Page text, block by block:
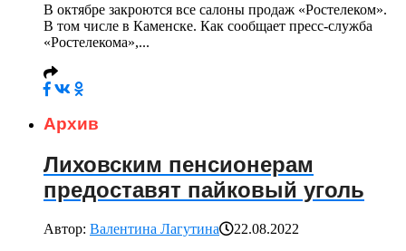
В октябре закроются все салоны продаж «Ростелеком».
В том числе в Каменске. Как сообщает пресс-служба
«Ростелекома»,...
Архив
Лиховским пенсионерам
предоставят пайковый уголь
Автор: Валентина Лагутина 22.08.2022